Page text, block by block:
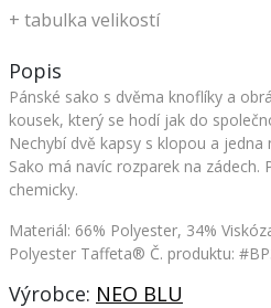
+ tabulka velikostí
Popis
Pánské sako s dvěma knoflíky a
kousek, který se hodí jak do
Nechybí dvě kapsy s klopou a jedna
Sako má navíc rozparek na zádech.
chemicky.
Materiál: 66% Polyester, 34%
Polyester Taffeta® Č. produktu:
Výrobce: NEO BLU